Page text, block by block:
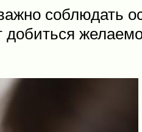
соблюдать
добиться